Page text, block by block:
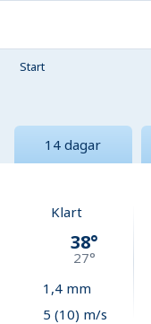
Start
14 dagar
Klart
38°
27°
1,4mm
5 (10) m/s